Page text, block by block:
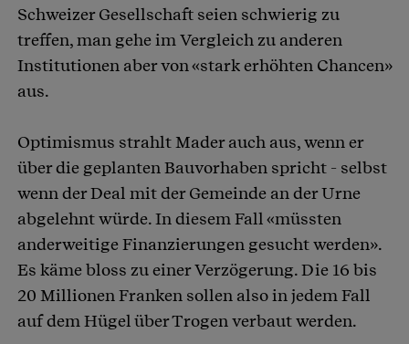
Schweizer Gesellschaft seien schwierig zu
treffen, man gehe im Vergleich zu anderen
Institutionen aber von «stark erhöhten Chancen»
aus.
Optimismus strahlt Mader auch aus, wenn er
über die geplanten Bauvorhaben spricht - selbst
wenn der Deal mit der Gemeinde an der Urne
abgelehnt würde. In diesem Fall «müssten
anderweitige Finanzierungen gesucht werden».
Es käme bloss zu einer Verzögerung. Die 16 bis
20 Millionen Franken sollen also in jedem Fall
auf dem Hügel über Trogen verbaut werden.